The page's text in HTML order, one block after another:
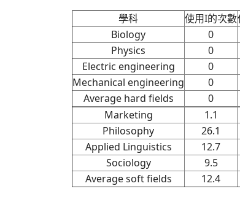
學科
使用I的次數
Biology
0
Physics
0
Electric engineering
0
Mechanical engineering
0
Average hard fields
0
Marketing
1.1
Philosophy
26.1
Applied Linguistics
12.7
Sociology
9.5
Average soft fields
12.4